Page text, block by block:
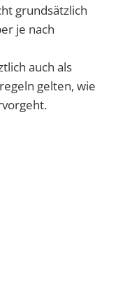
grundsätzlich
je nach
auch als
gelten, wie